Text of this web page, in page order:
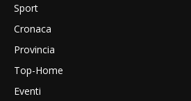
Sport
Cronaca
Provincia
Top-Home
Eventi